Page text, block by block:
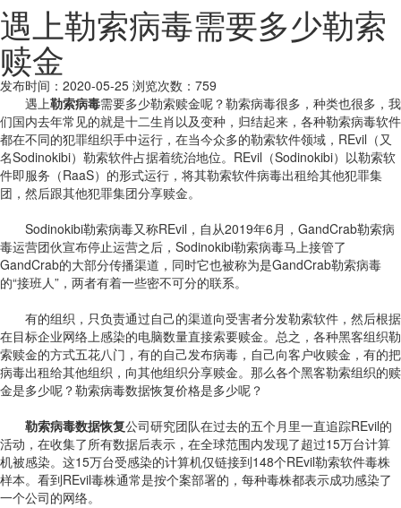
遇上勒索病毒需要多少勒索
赎金
发布时间：2020-05-25 浏览次数：759
遇上勒索病毒需要多少勒索赎金呢？勒索病毒很多，种类也很多，我
们国内去年常见的就是十二生肖以及变种，归结起来，各种勒索病毒软件
都在不同的犯罪组织手中运行，在当今众多的勒索软件领域，REvil（又
名Sodinokibi）勒索软件占据着统治地位。REvil（Sodinokibi）以勒索软
件即服务（RaaS）的形式运行，将其勒索软件病毒出租给其他犯罪集
团，然后跟其他犯罪集团分享赎金。
Sodinokibi勒索病毒又称REvil，自从2019年6月，GandCrab勒索病
毒运营团伙宣布停止运营之后，Sodinokibi勒索病毒马上接管了
GandCrab的大部分传播渠道，同时它也被称为是GandCrab勒索病毒
的“接班人”，两者有着一些密不可分的联系。
有的组织，只负责通过自己的渠道向受害者分发勒索软件，然后根据
在目标企业网络上感染的电脑数量直接索要赎金。总之，各种黑客组织勒
索赎金的方式五花八门，有的自己发布病毒，自己向客户收赎金，有的把
病毒出租给其他组织，向其他组织分享赎金。那么各个黑客勒索组织的赎
金是多少呢？勒索病毒数据恢复价格是多少呢？
勒索病毒数据恢复公司研究团队在过去的五个月里一直追踪REvil的
活动，在收集了所有数据后表示，在全球范围内发现了超过15万台计算
机被感染。这15万台受感染的计算机仅链接到148个REvil勒索软件毒株
样本。看到REvil毒株通常是按个案部署的，每种毒株都表示成功感染了
一个公司的网络。